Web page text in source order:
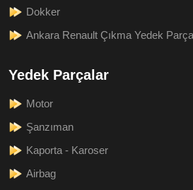
Dokker
Ankara Renault Çıkma Yedek Parça
Yedek Parçalar
Motor
Şanzıman
Kaporta - Karoser
Airbag